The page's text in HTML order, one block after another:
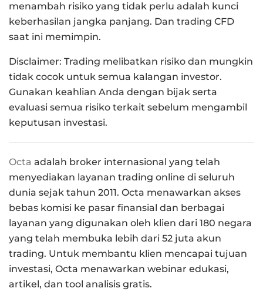
menambah risiko yang tidak perlu adalah kunci
keberhasilan jangka panjang. Dan trading CFD
saat ini memimpin.
Disclaimer: Trading melibatkan risiko dan mungkin
tidak cocok untuk semua kalangan investor.
Gunakan keahlian Anda dengan bijak serta
evaluasi semua risiko terkait sebelum mengambil
keputusan investasi.
Octa adalah broker internasional yang telah
menyediakan layanan trading online di seluruh
dunia sejak tahun 2011. Octa menawarkan akses
bebas komisi ke pasar finansial dan berbagai
layanan yang digunakan oleh klien dari 180 negara
yang telah membuka lebih dari 52 juta akun
trading. Untuk membantu klien mencapai tujuan
investasi, Octa menawarkan webinar edukasi,
artikel, dan tool analisis gratis.